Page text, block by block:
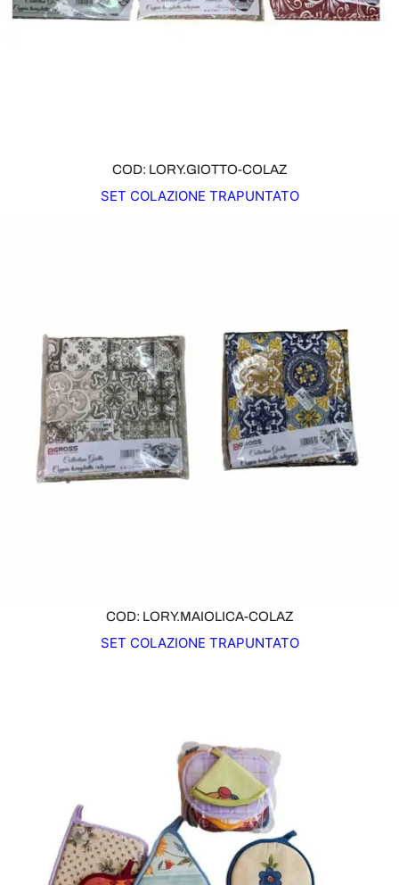
COD: LORY.GIOTTO-COLAZ
SET COLAZIONE TRAPUNTATO
COD: LORY.MAIOLICA-COLAZ
SET COLAZIONE TRAPUNTATO